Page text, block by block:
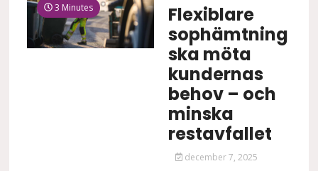
3 Minutes
Flexiblare
sophämtning
ska möta
kundernas
behov – och
minska
restavfallet
december 7, 2025